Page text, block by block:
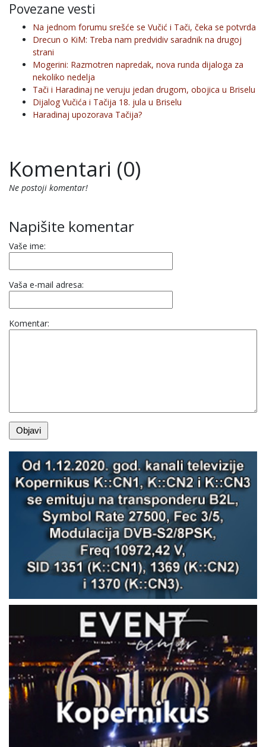
Povezane vesti
Na jednom forumu srešće se Vučić i Tači, čeka se potvrda
Drecun o KiM: Treba nam predvidiv saradnik na drugoj
strani
Mogerini: Razmotren napredak, nova runda dijaloga za
nekoliko nedelja
Tači i Haradinaj ne veruju jedan drugom, obojica u Briselu
Dijalog Vučića i Tačija 18. jula u Briselu
Haradinaj upozorava Tačija?
Komentari (0)
Ne postoji komentar!
Napišite komentar
Vaše ime:
Vaša e-mail adresa:
Komentar: